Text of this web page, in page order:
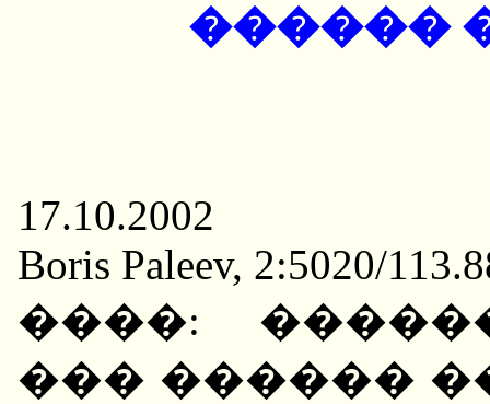
������
17.10.2002
Boris Paleev, 2:5020/
����:
��� ������